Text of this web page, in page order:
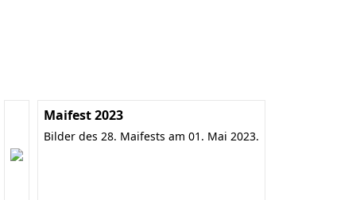
Maifest 2023
Bilder des 28. Maifests am 01. Mai 2023.